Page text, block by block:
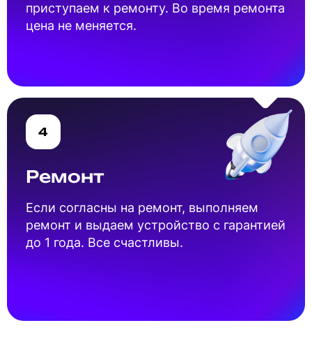
приступаем к ремонту. Во время ремонта
цена не меняется.
4
Ремонт
Если согласны на ремонт, выполняем
ремонт и выдаем устройство с гарантией
до 1 года. Все счастливы.